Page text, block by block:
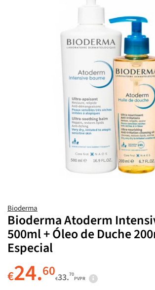
Bioderma
Bioderma Atoderm
500ml + Óleo de Duche
Especial
€24.60€33.70
PVPR